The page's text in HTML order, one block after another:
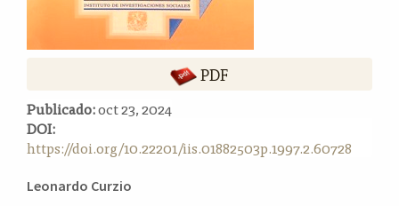
a
PDF
Publicado:oct 23, 2024
DOI:
https://doi.org/10.22201/iis.01882503p.1997.2.60728
Contenido
Leonardo Curzio